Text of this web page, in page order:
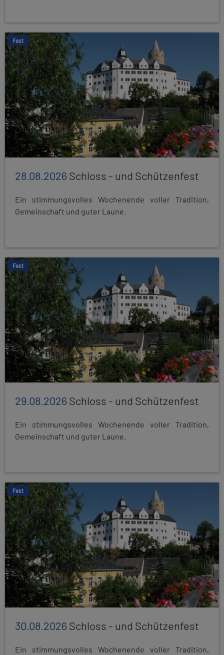
Fest
28.08.2026Schloss - und Schützenfest
Ein stimmungsvolles Wochenende voller Tradition,
Gemeinschaft und guter Laune.
Fest
29.08.2026Schloss - und Schützenfest
Ein stimmungsvolles Wochenende voller Tradition,
Gemeinschaft und guter Laune.
Fest
30.08.2026Schloss - und Schützenfest
Ein stimmungsvolles Wochenende voller Tradition,